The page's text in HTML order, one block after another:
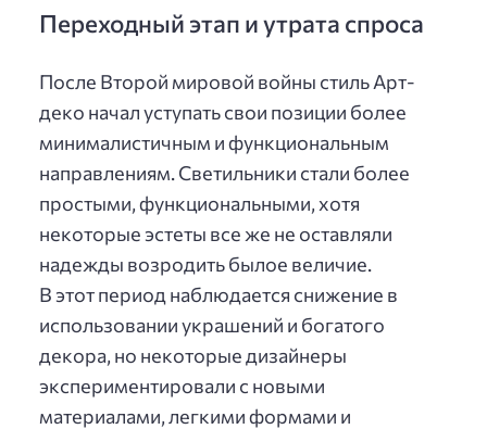
Переходный этап и утрата спроса
После Второй мировой войны стиль Арт-
деко начал уступать свои позиции более
минималистичным и функциональным
направлениям. Светильники стали более
простыми, функциональными, хотя
некоторые эстеты все же не оставляли
надежды возродить былое величие.
В этот период наблюдается снижение в
использовании украшений и богатого
декора, но некоторые дизайнеры
экспериментировали с новыми
материалами, легкими формами и